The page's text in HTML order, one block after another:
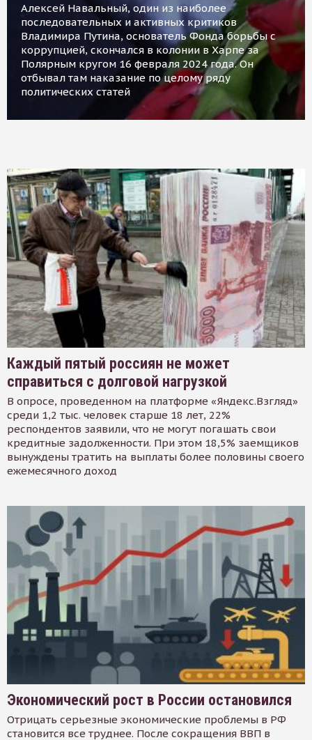
Алексей Навальный, один из наиболее
последовательных и активных критиков
Владимира Путина, основатель Фонда борьбы с
коррупцией, скончался в колонии в Харпе за
Полярным кругом 16 февраля 2024 года. Он
отбывал там наказание по целому ряду
политических статей
Каждый пятый россиян не может
справиться с долговой нагрузкой
В опросе, проведенном на платформе «Яндекс.Взгляд»
среди 1,2 тыс. человек старше 18 лет, 22%
респондентов заявили, что не могут погашать свои
кредитные задолженности. При этом 18,5% заемщиков
вынуждены тратить на выплаты более половины своего
ежемесячного доход
Экономический рост в России остановился
Отрицать серьезные экономические проблемы в РФ
становится все труднее. После сокращения ВВП в